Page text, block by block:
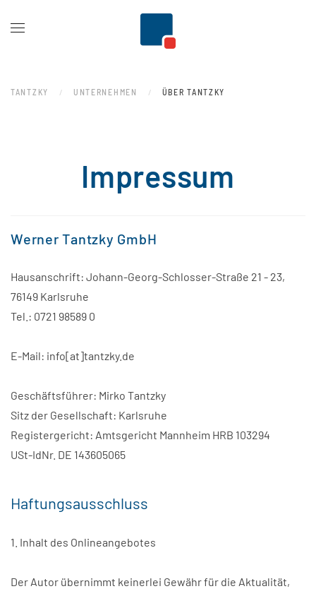
TANTZKY UNTERNEHMEN ÜBER TANTZKY
Impressum
Werner Tantzky GmbH
Hausanschrift: Johann-Georg-Schlosser-Straße 21 - 23,
76149 Karlsruhe
Tel.: 0721 98589 0
E-Mail: info[at]tantzky.de
Geschäftsführer: Mirko Tantzky
Sitz der Gesellschaft: Karlsruhe
Registergericht: Amtsgericht Mannheim HRB 103294
USt-IdNr. DE 143605065
Haftungsausschluss
1. Inhalt des Onlineangebotes
Der Autor übernimmt keinerlei Gewähr für die Aktualität,